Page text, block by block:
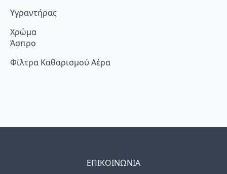
Υγραντήρας
Χρώμα
Άσπρο
Φίλτρα Καθαρισμού Αέρα
ΕΠΙΚΟΙΝΩΝΙΑ